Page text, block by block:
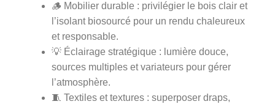
🪵 Mobilier durable : privilégier le bois clair et
l’isolant biosourcé pour un rendu chaleureux
et responsable.
💡 Éclairage stratégique : lumière douce,
sources multiples et variateurs pour gérer
l’atmosphère.
🧵 Textiles et textures : superposer draps,